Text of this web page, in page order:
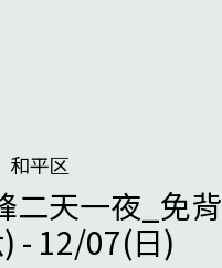
和平区
二天一夜_免背
- 12/07(日)